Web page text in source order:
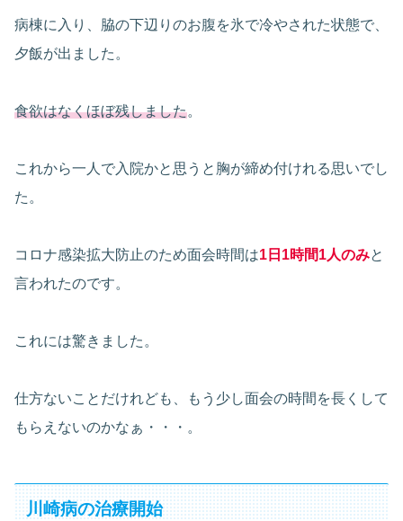
病棟に入り、脇の下辺りのお腹を氷で冷やされた状態で、
夕飯が出ました。
食欲はなくほぼ残しました。
これから一人で入院かと思うと胸が締め付けれる思いでし
た。
コロナ感染拡大防止のため面会時間は1日1時間1人のみと
言われたのです。
これには驚きました。
仕方ないことだけれども、もう少し面会の時間を長くして
もらえないのかなぁ・・・。
川崎病の治療開始